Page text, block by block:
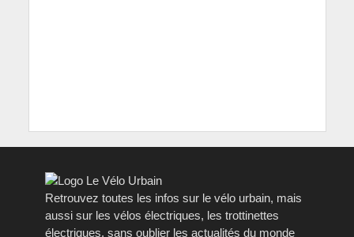
Retrouvez toutes les infos sur le vélo urbain, mais
aussi sur les vélos électriques, les trottinettes
électriques, sans oublier les actualités du monde